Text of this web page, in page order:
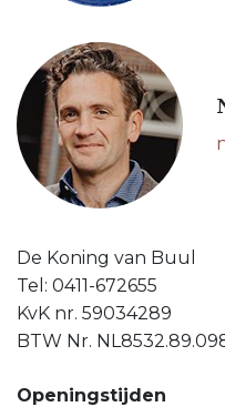
De Koning van Buul
Tel: 0411-672655
KvK nr. 59034289
BTW Nr.
Openingstijden